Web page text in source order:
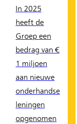
In 2025
heeft de
Groep een
bedrag van €
1 miljoen
aan nieuwe
onderhandse
leningen
opgenomen